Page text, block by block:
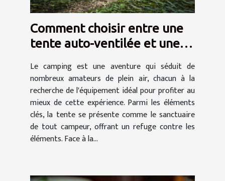
Comment choisir entre une
tente auto-ventilée et une
Le camping est une aventure qui séduit de
nombreux amateurs de plein air, chacun à la
recherche de l'équipement idéal pour profiter au
mieux de cette expérience. Parmi les éléments
clés, la tente se présente comme le sanctuaire
de tout campeur, offrant un refuge contre les
éléments. Face à la...